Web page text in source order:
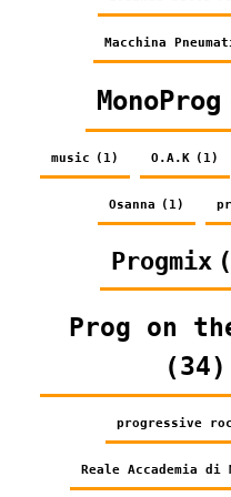
Macchina
MonoProg
music (1) O.A.K (1)
Osanna (1)
Progmix
Prog on
(34)
progressive
Reale Accademia di